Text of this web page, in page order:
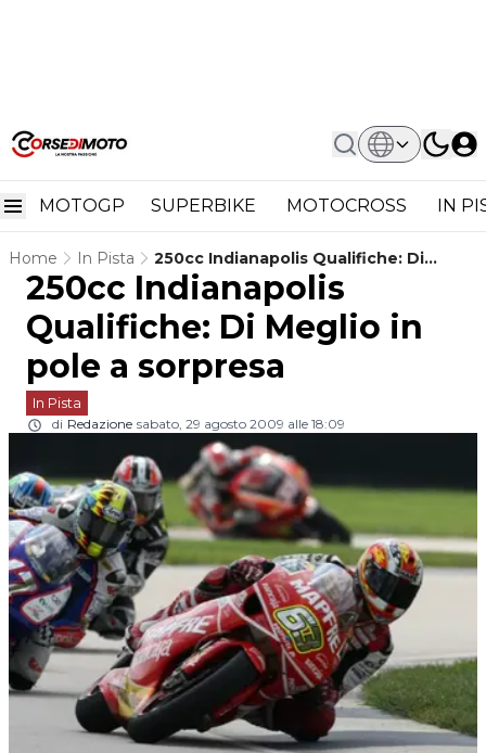
MOTOGP SUPERBIKE MOTOCROSS IN
Home In Pista
250cc Indianapolis Qualifiche: Di
Meglio In Pole A Sorpresa
250cc Indianapolis
Qualifiche: Di Meglio in
pole a sorpresa
In Pista
di Redazione sabato, 29 agosto 2009 alle 18:09